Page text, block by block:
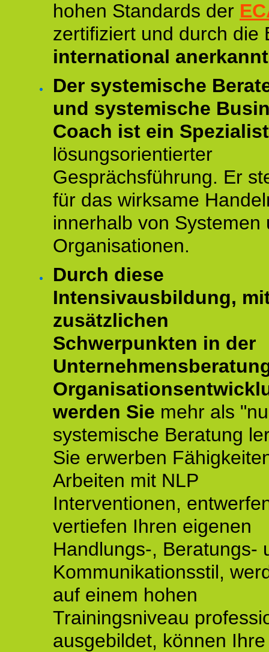
hohen Standards der
zertifiziert und durch die
international
Der systemische
und systemische
Coach ist ein
lösungsorientierter
Gesprächsführung. Er
für das wirksame
innerhalb von Systemen
Organisationen.
Durch diese
Intensivausbildung,
zusätzlichen
Schwerpunkten in der
werden Sie mehr als
systemische Beratung
Sie erwerben
Arbeiten mit NLP
Interventionen,
vertiefen Ihren eigenen
Handlungs-, Beratungs-
Kommunikationsstil,
auf einem hohen
Trainingsniveau
ausgebildet, können Ihre